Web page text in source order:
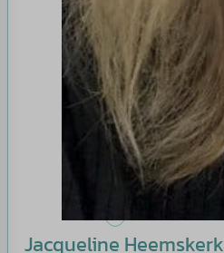
Jacqueline Heemskerk